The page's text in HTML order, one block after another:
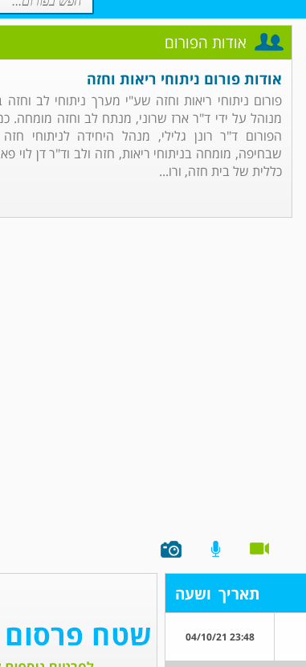
אודות הפורום
אודות פורום ניתוחי ריאות וחזה
פורום ניתוחי ריאות וחזה שע"י מערך ניתוחי לב
מנוהל על ידי ד"ר ארז שרוני, מנתח לב וחזה מומחה.
הפורום ד"ר רונן גלילי, מנהל היחידה לניתוחי
שבחיפה, מומחה בניתוחי ריאות, חזה ולב וד"ר דן לוי
כללית של בית חזה, ורו...
תאריך ושעה
23:48 04/10/21